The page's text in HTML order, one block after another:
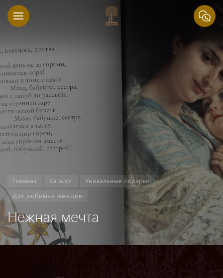
Главная Каталог
Уникальные подарки
Для любимых женщин
Нежная мечта